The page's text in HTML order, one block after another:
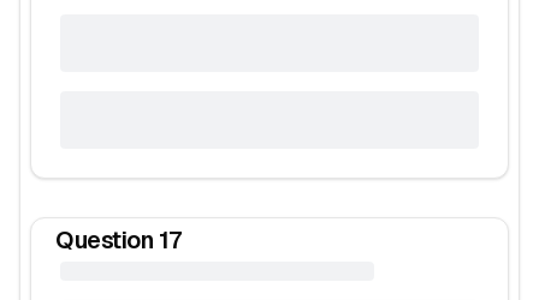
Question 17